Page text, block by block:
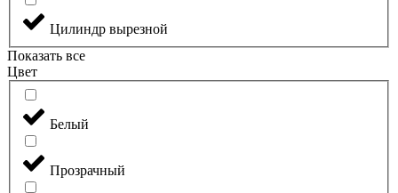
Цилиндр вырезной
Показать все
Цвет
Белый
Прозрачный